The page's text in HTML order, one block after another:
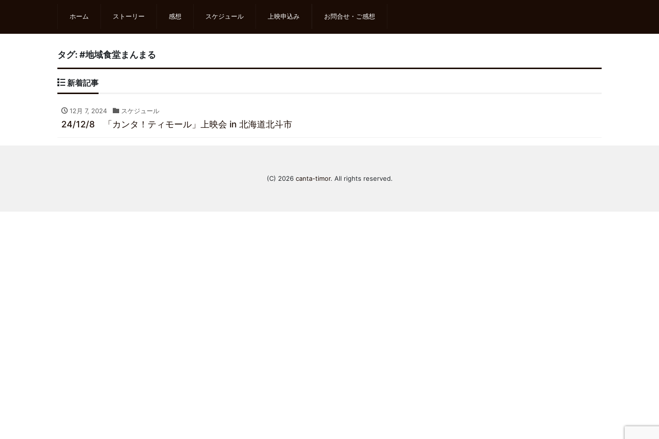
ホーム ストーリー 感想 スケジュール 上映申込み お問合せ・ご感想
タグ: #地域食堂まんまる
新着記事
12月 7, 2024 スケジュール
24/12/8 「カンタ！ティモール」上映会 in 北海道北斗市
(C) 2026 canta-timor. All rights reserved.